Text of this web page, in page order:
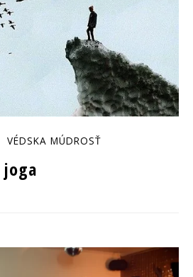
VÉDSKA MÚDROSŤ